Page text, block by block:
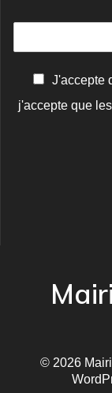
n
J'accepte
j'accepte que
© 2026